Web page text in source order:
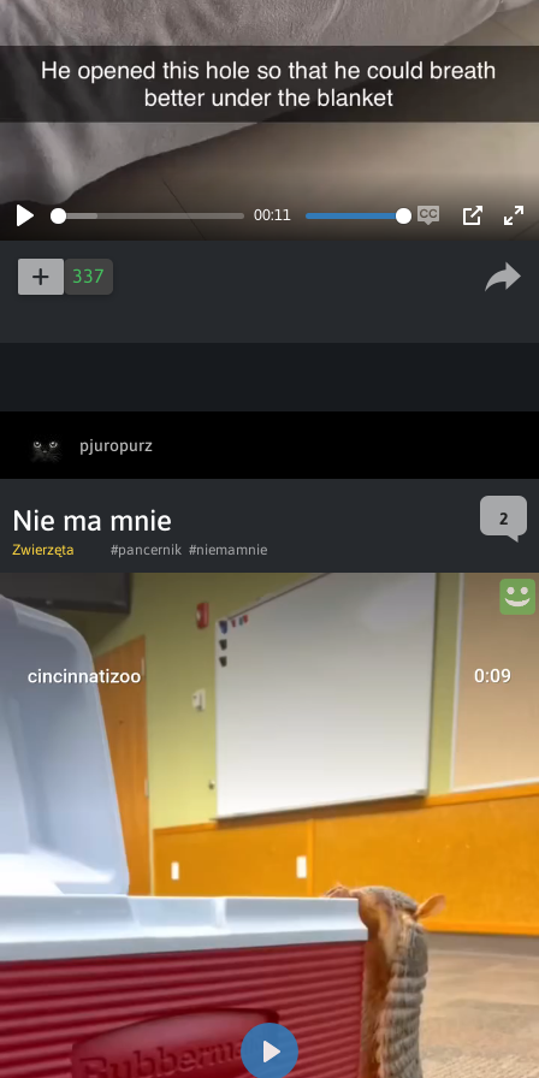
Play
00:11
337
pjuropurz
Nie ma mnie 2
Zwierzęta #pancernik #niemamnie